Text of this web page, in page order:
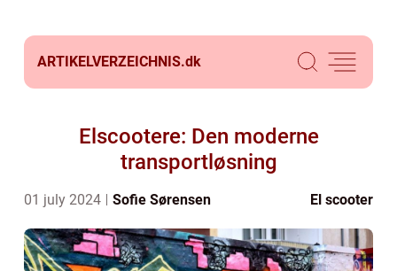
ARTIKELVERZEICHNIS.dk
Elscootere: Den moderne
transportløsning
01 july 2024 Sofie Sørensen El scooter